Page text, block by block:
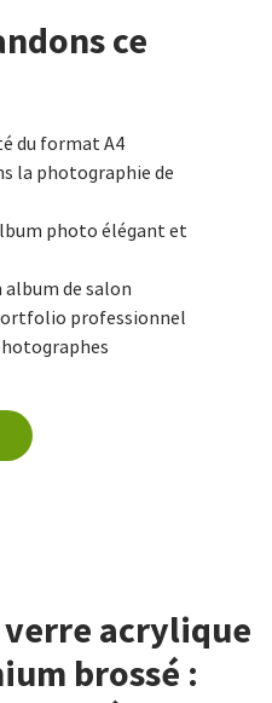
ce
du format A4
la photographie de
photo élégant et
album de salon
professionnel
acrylique
brossé :